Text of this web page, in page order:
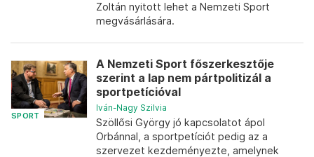
Zoltán nyitott lehet a Nemzeti Sport
megvásárlására.
SPORT
A Nemzeti Sport főszerkesztője
szerint a lap nem pártpolitizál a
sportpetícióval
Iván-Nagy Szilvia
Szöllősi György jó kapcsolatot ápol
Orbánnal, a sportpetíciót pedig az a
szervezet kezdeményezte, amelynek